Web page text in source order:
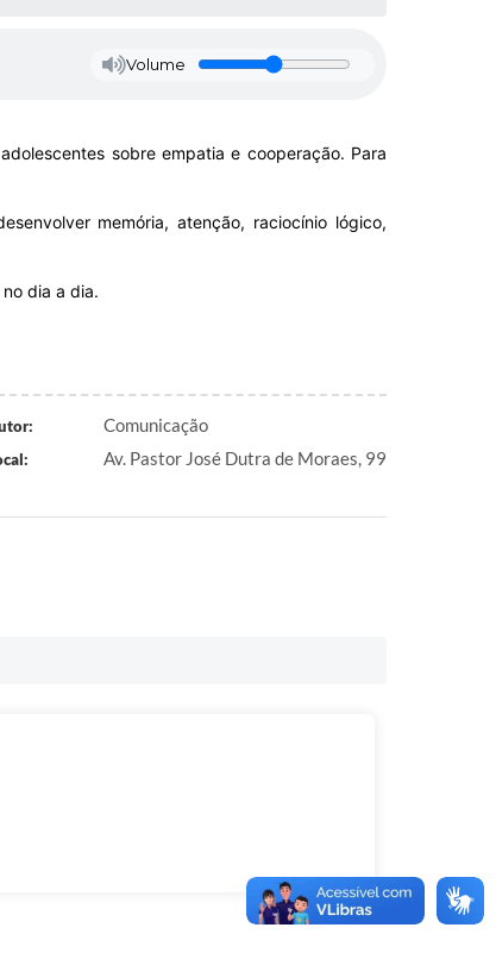
Volume
sobre empatia e cooperação. Para
memória, atenção, raciocínio lógico,
dia a dia.
Comunicação
Av. Pastor José Dutra de Moraes, 99